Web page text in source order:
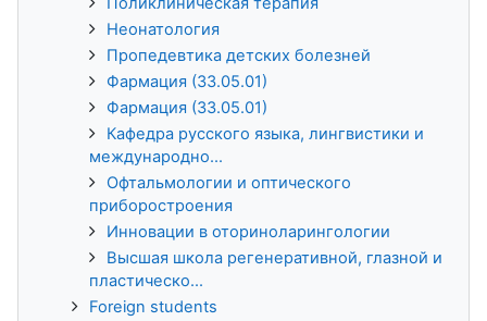
Неонатология
Пропедевтика детских болезней
Фармация (33.05.01)
Фармация (33.05.01)
Кафедра русского языка, лингвистики и
международно...
Офтальмологии и оптического
приборостроения
Инновации в оториноларингологии
Высшая школа регенеративной, глазной и
пластическо...
Foreign students